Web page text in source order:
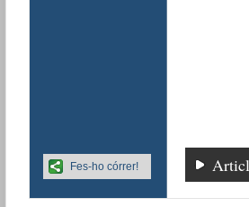
Fes-ho córrer!